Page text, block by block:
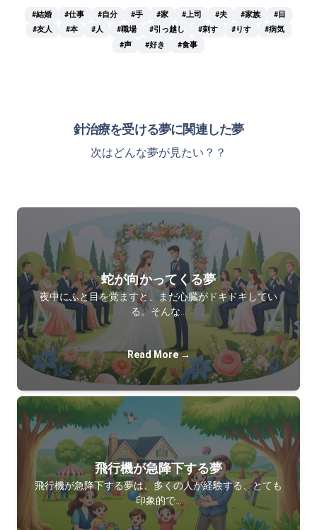
#結婚 #仕事 #自分 #手 #家 #上司 #夫 #家族
#目
#友人
#本 #人 #職場 #引っ越し #刺す #りす
#病気
#声
#好き #食事
針治療を受ける夢に関連した夢
次はどんな夢が見たい？？
蛇が向かってくる夢
夜中にふと目を覚ますと、まだ心臓がドキドキしてい
る。そんな…
Read More →
飛行機が急降下する夢
飛行機が急降下する夢は、多くの人が経験する、とても
印象的で…